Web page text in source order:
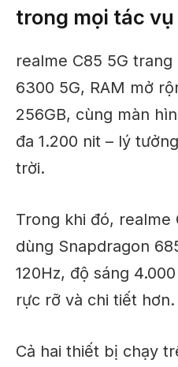
trong mọi tác vụ
realme C85 5G
6300 5G, RAM mở
256GB, cùng màn
đa 1.200 nit – lý
trời.
Trong khi đó, realme
dùng Snapdragon
120Hz, độ sáng
rực rỡ và chi tiết hơn.
Cả hai thiết bị chạy